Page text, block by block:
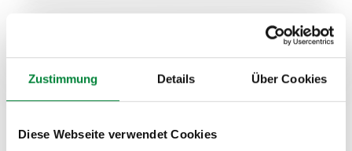
Zustimmung Details Über Cookies
Diese Webseite verwendet Cookies
Formate, Zielgruppen und
Organisation
Für alle geeignet – Ohne
Stigmatisierung